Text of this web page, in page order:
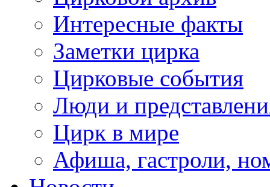
Интересные факты
Заметки цирка
Цирковые события
Люди и
Цирк в мире
Афиша, гастроли,